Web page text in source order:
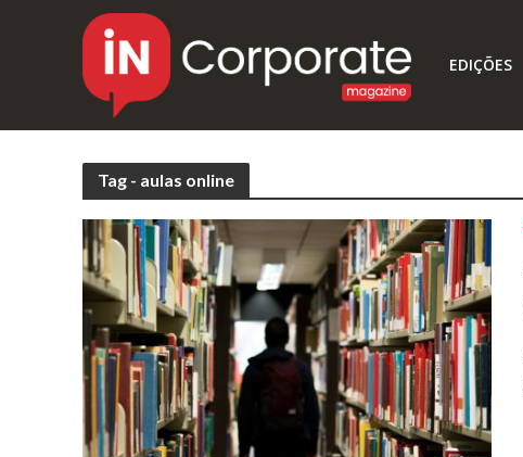
EDIÇÕES
Tag - aulas online